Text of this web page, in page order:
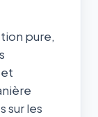
pure,
sur les